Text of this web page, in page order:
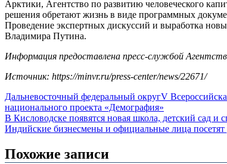
Арктики, Агентство по развитию человеческого
решения обретают жизнь в виде программных
Проведение экспертных дискуссий и выработка
Владимира Путина.
Информация предоставлена пресс-службой
Источник: https://minvr.ru/press-center/news/22671/
Дальневосточный федеральный округV
национального проекта «Демография»
Навигация
по
записям
В Кисловодске появятся новая школа, детский сад и
Индийские бизнесмены и официальные лица
Похожие записи